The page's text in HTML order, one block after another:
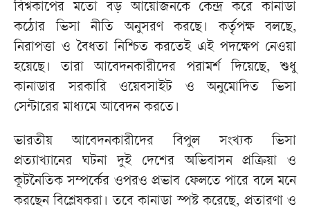
বিশ্বকাপের মতো বড় আয়োজনকে কেন্দ্র করে কানাডা
কঠোর ভিসা নীতি অনুসরণ করছে। কর্তৃপক্ষ বলছে,
নিরাপত্তা ও বৈধতা নিশ্চিত করতেই এই পদক্ষেপ নেওয়া
হয়েছে। তারা আবেদনকারীদের পরামর্শ দিয়েছে, শুধু
কানাডার সরকারি ওয়েবসাইট ও অনুমোদিত ভিসা
সেন্টারের মাধ্যমে আবেদন করতে।
ভারতীয় আবেদনকারীদের বিপুল সংখ্যক ভিসা
প্রত্যাখ্যানের ঘটনা দুই দেশের অভিবাসন প্রক্রিয়া ও
কূটনৈতিক সম্পর্কের ওপরও প্রভাব ফেলতে পারে বলে মনে
করছেন বিশ্লেষকরা। তবে কানাডা স্পষ্ট করেছে, প্রতারণা ও